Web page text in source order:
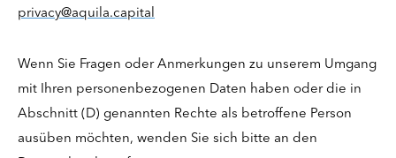
privacy@aquila.capital
Wenn Sie Fragen oder Anmerkungen zu unserem Umgang
mit Ihren personenbezogenen Daten haben oder die in
Abschnitt (D) genannten Rechte als betroffene Person
ausüben möchten, wenden Sie sich bitte an den